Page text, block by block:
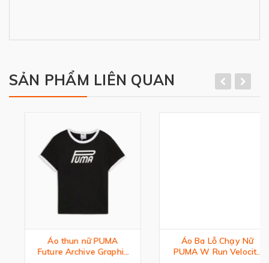
SẢN PHẨM LIÊN QUAN
Áo thun nữ PUMA
Future Archive Graphic
Áo Ba Lỗ Chạy Nữ
PUMA W Run Velocity